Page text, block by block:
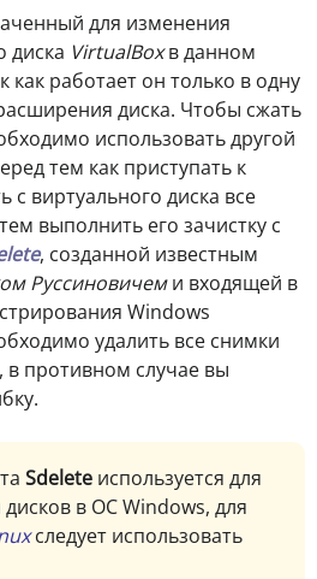
для изменения
диска VirtualBoxв данном
как работает он только в одну
диска. Чтобы сжать
использовать другой
тем как приступать к
с виртуального диска все
выполнить его зачистку с
, созданной известным
Руссиновичеми входящей в
Windows
удалить все снимки
противном случае вы
Sdelete используется для
в ОС Windows, для
следует использовать